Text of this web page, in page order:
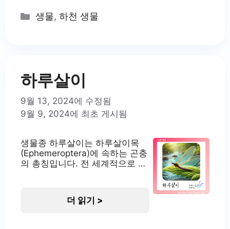
니다. 국내에서는 무주 일대의 반
딧불이 서식지가 천연기념물로
딧불이의
Categories
생물, 하천 생물
하루살이
9월 13, 2024에 수정됨
9월 9, 2024에 최초 게시됨
생물종 하루살이는 하루살이목
(Ephemeroptera)에 속하는 곤충
의 총칭입니다. 전 세계적으로 약
살이는 수질 상태를 나타내는 중
요한 지표종으로 여겨지며, 수생
더 읽기 >